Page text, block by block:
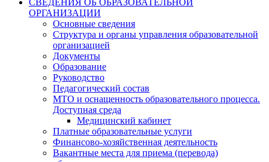
СВЕДЕНИЯ ОБ ОБРАЗОВАТЕЛЬНОЙ
ОРГАНИЗАЦИИ
Основные сведения
Структура и органы управления образовательной
организацией
Документы
Образование
Руководство
Педагогический состав
МТО и оснащенность образовательного процесса.
Доступная среда
Медицинский кабинет
Платные образовательные услуги
Финансово-хозяйственная деятельность
Вакантные места для приема (перевода)